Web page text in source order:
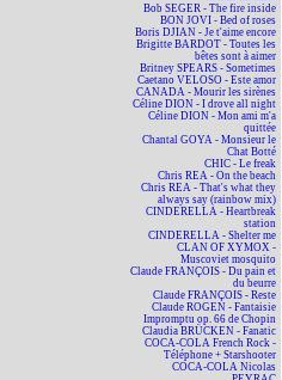
Bob SEGER - The fire inside
BON JOVI - Bed of roses
Boris DJIAN - Je t'aime encore
Brigitte BARDOT - Toutes les
bêtes sont à aimer
Britney SPEARS - Sometimes
Caetano VELOSO - Este amor
CANADA - Mourir les sirènes
Céline DION - I drove all night
Céline DION - Mon ami m'a
quittée
Chantal GOYA - Monsieur le
Chat Botté
CHIC - Le freak
Chris REA - On the beach
Chris REA - That's what they
always say (rainbow mix)
CINDERELLA - Heartbreak
station
CINDERELLA - Shelter me
CLAN OF XYMOX -
Muscoviet mosquito
Claude FRANÇOIS - Du pain et
du beurre
Claude FRANÇOIS - Reste
Claude ROGEN - Fantaisie
Impromptu op. 66 de Chopin
Claudia BRÜCKEN - Fanatic
COCA-COLA French Rock -
Téléphone + Starshooter
COCA-COLA Nicolas